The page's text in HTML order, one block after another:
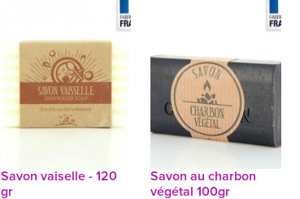
Savon vaiselle - 120
gr
Savon au charbon
végétal 100gr